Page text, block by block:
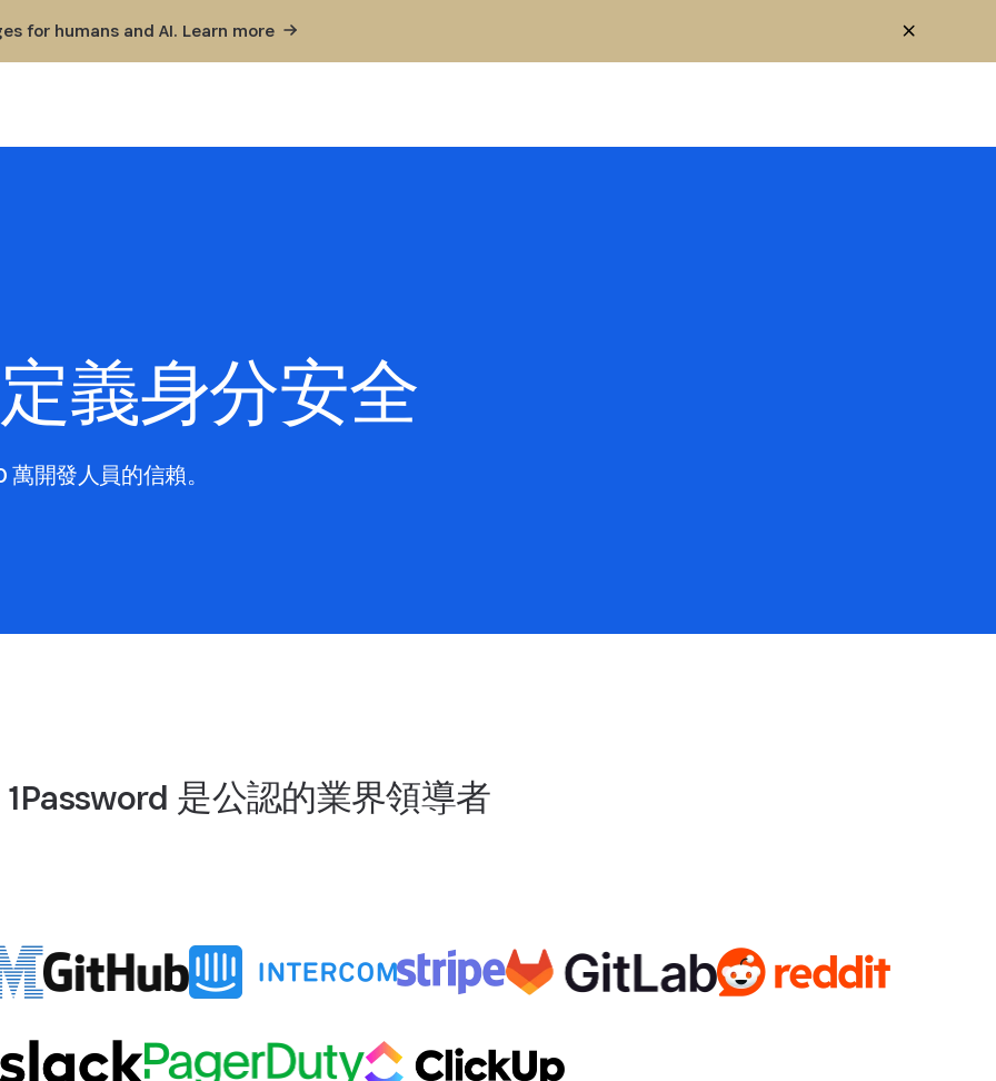
for humans and AI. Learn more
義身分安全
開發人員的信賴。
1Password 是公認的業界領導者